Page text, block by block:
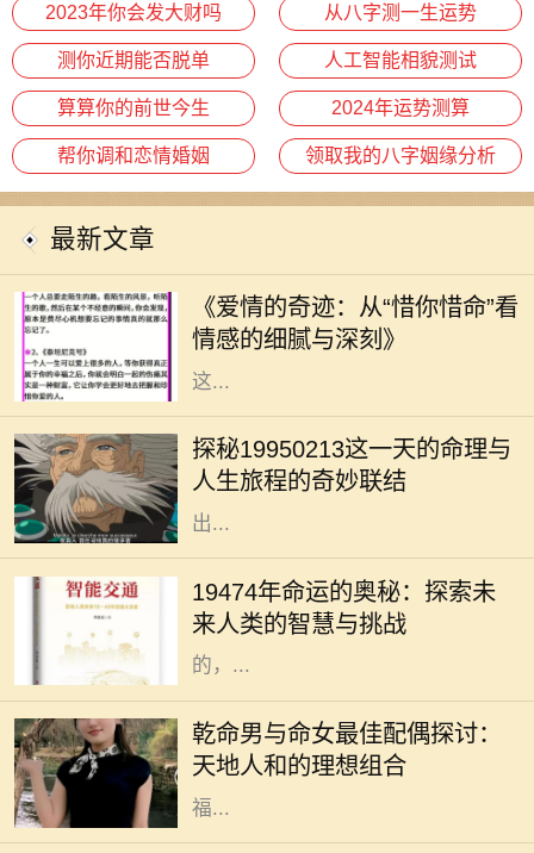
2023年你会发大财吗 从八字测一生运势
测你近期能否脱单 人工智能相貌测试
算算你的前世今生 2024年运势测算
帮你调和恋情婚姻 领取我的八字姻缘分析
最新文章
《爱情的奇迹：从“惜你惜命”看
情感的细腻与深刻》
越来越稀薄。然而，在某些情感的角
落，却依旧有一种深沉而细腻的情感
在悄然滋长。那就是“惜你惜命”。
这...
探秘19950213这一天的命理与
人生旅程的奇妙联结
在命理学中，每个人的生日都承载着
独特的命运密码。1995年2月13日，
这一天的出生者往往被认为拥有丰富
的内在潜能与无限的可能性。那么，
出...
19474年命运的奥秘：探索未
来人类的智慧与挑战
19474年，这一神秘的年份似乎充满
了无尽的可能性与挑战。对于每一个
生命而言，命运从来没有固定的答
案。在这未来的年代间，人们所经历
的，...
乾命男与命女最佳配偶探讨：
天地人和的理想组合
在中华传统命理学中，命理不仅可以
影响一个人的性格和命运，还可以影
响其与他人的相处和和谐程度。尤其
是夫妻之间的配合，更是影响生活幸
福...
在中华文化中，命理学作为一门古老